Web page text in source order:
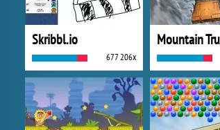
Skribbl.io
677 206x